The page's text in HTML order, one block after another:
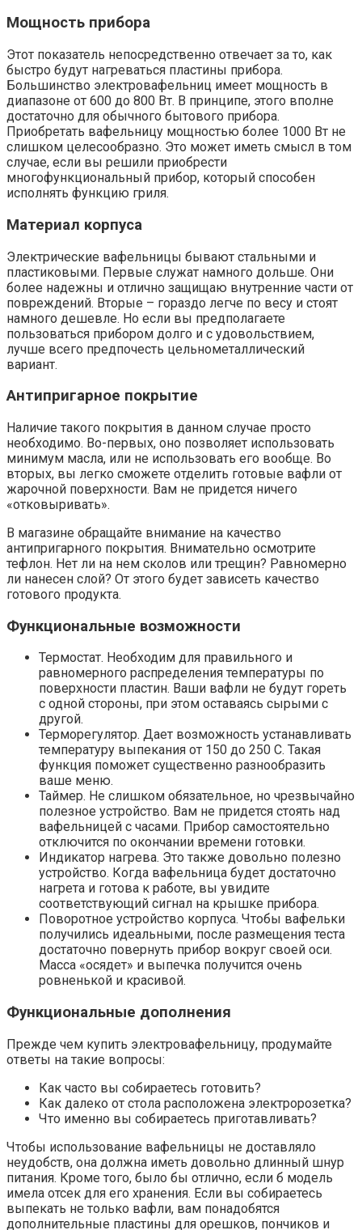
Мощность прибора
Этот показатель непосредственно отвечает за то, как
быстро будут нагреваться пластины прибора.
Большинство электровафельниц имеет мощность в
диапазоне от 600 до 800 Вт. В принципе, этого вполне
достаточно для обычного бытового прибора.
Приобретать вафельницу мощностью более 1000 Вт не
слишком целесообразно. Это может иметь смысл в том
случае, если вы решили приобрести
многофункциональный прибор, который способен
исполнять функцию гриля.
Материал корпуса
Электрические вафельницы бывают стальными и
пластиковыми. Первые служат намного дольше. Они
более надежны и отлично защищаю внутренние части от
повреждений. Вторые – гораздо легче по весу и стоят
намного дешевле. Но если вы предполагаете
пользоваться прибором долго и с удовольствием,
лучше всего предпочесть цельнометаллический
вариант.
Антипригарное покрытие
Наличие такого покрытия в данном случае просто
необходимо. Во-первых, оно позволяет использовать
минимум масла, или не использовать его вообще. Во
вторых, вы легко сможете отделить готовые вафли от
жарочной поверхности. Вам не придется ничего
«отковыривать».
В магазине обращайте внимание на качество
антипригарного покрытия. Внимательно осмотрите
тефлон. Нет ли на нем сколов или трещин? Равномерно
ли нанесен слой? От этого будет зависеть качество
готового продукта.
Функциональные возможности
Термостат. Необходим для правильного и
равномерного распределения температуры по
поверхности пластин. Ваши вафли не будут гореть
с одной стороны, при этом оставаясь сырыми с
другой.
Терморегулятор. Дает возможность устанавливать
температуру выпекания от 150 до 250 С. Такая
функция поможет существенно разнообразить
ваше меню.
Таймер. Не слишком обязательное, но чрезвычайно
полезное устройство. Вам не придется стоять над
вафельницей с часами. Прибор самостоятельно
отключится по окончании времени готовки.
Индикатор нагрева. Это также довольно полезно
устройство. Когда вафельница будет достаточно
нагрета и готова к работе, вы увидите
соответствующий сигнал на крышке прибора.
Поворотное устройство корпуса. Чтобы вафельки
получились идеальными, после размещения теста
достаточно повернуть прибор вокруг своей оси.
Масса «осядет» и выпечка получится очень
ровненькой и красивой.
Функциональные дополнения
Прежде чем купить электровафельницу, продумайте
ответы на такие вопросы:
Как часто вы собираетесь готовить?
Как далеко от стола расположена электророзетка?
Что именно вы собираетесь приготавливать?
Чтобы использование вафельницы не доставляло
неудобств, она должна иметь довольно длинный шнур
питания. Кроме того, было бы отлично, если б модель
имела отсек для его хранения. Если вы собираетесь
выпекать не только вафли, вам понадобятся
дополнительные пластины для орешков, пончиков и